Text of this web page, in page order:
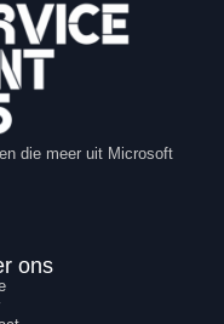
die meer uit Microsoft
ons